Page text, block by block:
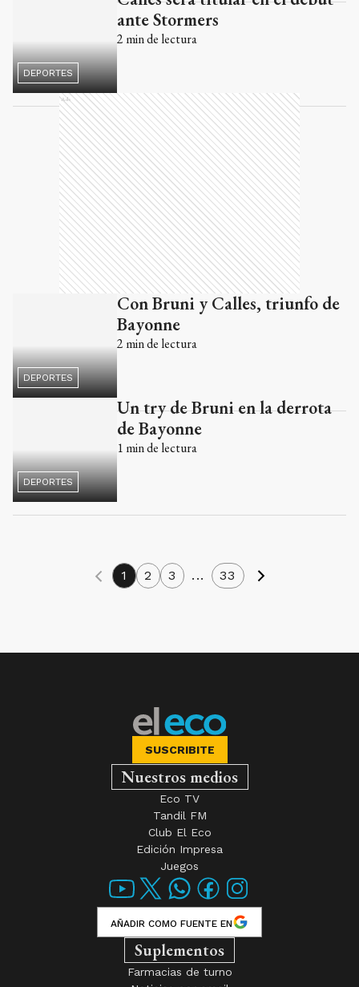
Con Bruni y Calles, triunfo de
Bayonne
2min de lectura
Un try de Bruni en la derrota
Nuestros medios
Eco TV
Edición Impresa
Juegos
AÑADIR COMO FUENTE EN
Suplementos
Farmacias de turno
Noticias por WhatsApp
Tiempo
Secciones